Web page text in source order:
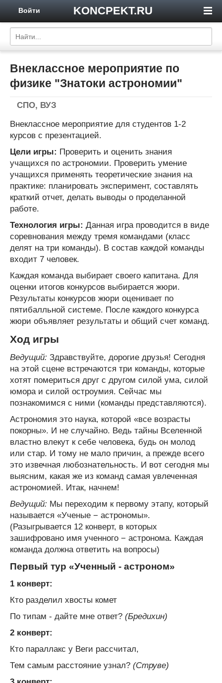
KONCPEKT.RU
Войти
Внеклассное мероприятие по
физике "Знатоки астрономии"
СПО, ВУЗ
Внеклассное мероприятие для студентов 1-2
курсов с презентацией.
Цели игры: Проверить и оценить знания
учащихся по астрономии. Проверить умение
учащихся применять теоретические знания на
практике: планировать эксперимент, составлять
краткий отчет, делать выводы о проделанной
работе.
Технология игры: Данная игра проводится в виде
соревнования между тремя командами (класс
делят на три команды). В состав каждой команды
входит 7 человек.
Каждая команда выбирает своего капитана. Для
оценки итогов конкурсов выбирается жюри.
Результаты конкурсов жюри оценивает по
пятибалльной системе. После каждого конкурса
жюри объявляет результаты и общий счет команд.
Ход игры
Ведущий: Здравствуйте, дорогие друзья! Сегодня
на этой сцене встречаются три команды, которые
хотят помериться друг с другом силой ума, силой
юмора и силой остроумия. Сейчас мы
познакомимся с ними (команды представляются).
Астрономия это наука, которой «все возрасты
покорны». И не случайно. Ведь тайны Вселенной
властно влекут к себе человека, будь он молод
или стар. И тому не мало причин, а прежде всего
это извечная любознательность. И вот сегодня мы
выясним, какая же из команд самая увлеченная
астрономией. Итак, начнем!
Ведущий: Мы переходим к первому этапу, который
называется «Ученые − астрономы».
(Разыгрывается 12 конверт, в которых
зашифровано имя ученного − астронома. Каждая
команда должна ответить на вопросы)
Первый тур «Ученный - астроном»
1 конверт:
Кто разделил хвосты комет
По типам - дайте мне ответ? (Бредихин)
2 конверт:
Кто параллакс у Веги рассчитал,
Тем самым расстояние узнал? (Струве)